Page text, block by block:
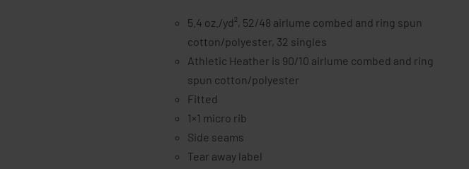
5.4 oz./yd², 52/48 airlume combed and ring spun
cotton/polyester, 32 singles
Athletic Heather is 90/10 airlume combed and ring
spun cotton/polyester
Fitted
1×1 micro rib
Side seams
Tear away label